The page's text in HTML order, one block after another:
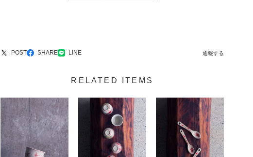
POST SHARE LINE 通報する
RELATED ITEMS